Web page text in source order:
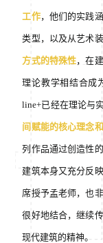
工作，他们的实践
类型，以及从艺术
方式的特殊性，在
理论教学相结合成
line+已经在理论与
间赋能的核心理念
列作品通过创造性
建筑本身又充分反
席授予孟老师，也
很好地结合，继续
现代建筑的精神。